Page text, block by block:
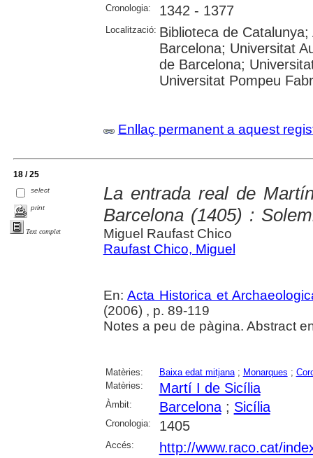
Cronologia: 1342 - 1377
Localització: Biblioteca de
Barcelona; Universitat
de Barcelona;
Universitat Pompeu
Enllaç permanent a aquest
18 / 25
select
print
Text complet
La entrada real de
Barcelona (1405) :
Miguel Raufast Chico
Raufast Chico, Miguel
En:Acta Historica et
(2006) , p. 89-119
Notes a peu de pàgina. Abstract
Matèries: Baixa edat mitjana; Monarques ;
Matèries:
Martí I de Sicília
Àmbit: Barcelona; Sicília
Cronologia: 1405
Accés: http://www.raco.cat/